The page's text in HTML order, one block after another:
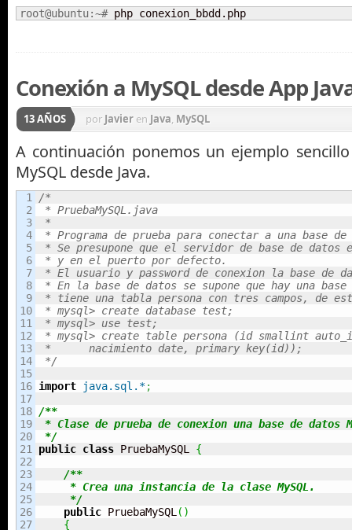
root@ubuntu:~# php conexion_bbdd.php
Conexión a MySQL desde App
13 AÑOS por Javier en Java, MySQL
A continuación ponemos un ejemplo
MySQL desde Java.
1
2
3
4
5
6
7
8
9
10
11
12
13
14
15
16
17
18
19
20
21
22
23
24
25
26
27
/*
* PruebaMySQL.java
*
* Programa de prueba para conectar a una base de
* Se presupone que el servidor de base de datos
* y en el puerto por defecto.
* El usuario y password de conexion la base de
* En la base de datos se supone que hay una
* tiene una tabla persona con tres campos, de
* mysql> create database test;
* mysql> use test;
* mysql> create table persona (id smallint
*      nacimiento date, primary key(id));
*/
import
java.sql.*;
/**
* Clase de prueba de conexion una base de datos
*/
public class PruebaMySQL {
/**
     * Crea una instancia de la clase MySQL.
     */
public PruebaMySQL ( )
{